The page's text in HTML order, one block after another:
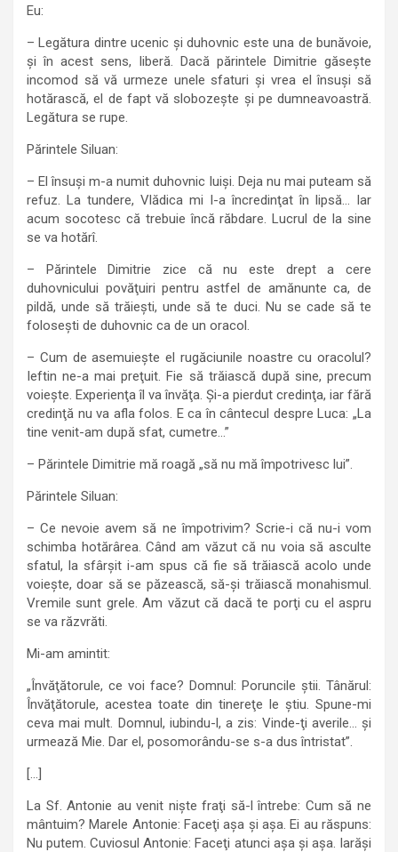
Eu:
– Legătura dintre ucenic şi duhovnic este una de bunăvoie,
şi în acest sens, liberă. Dacă părintele Dimitrie găseşte
incomod să vă urmeze unele sfaturi şi vrea el însuşi să
hotărască, el de fapt vă slobozeşte şi pe dumneavoastră.
Legătura se rupe.
Părintele Siluan:
– El însuşi m-a numit duhovnic luişi. Deja nu mai puteam să
refuz. La tundere, Vlădica mi l-a încredinţat în lipsă… Iar
acum socotesc că trebuie încă răbdare. Lucrul de la sine
se va hotărî.
– Părintele Dimitrie zice că nu este drept a cere
duhovnicului povăţuiri pentru astfel de amănunte ca, de
pildă, unde să trăieşti, unde să te duci. Nu se cade să te
foloseşti de duhovnic ca de un oracol.
– Cum de asemuieşte el rugăciunile noastre cu oracolul?
Ieftin ne-a mai preţuit. Fie să trăiască după sine, precum
voieşte. Experienţa îl va învăţa. Şi-a pierdut credinţa, iar fără
credinţă nu va afla folos. E ca în cântecul despre Luca: „La
tine venit-am după sfat, cumetre…”
– Părintele Dimitrie mă roagă „să nu mă împotrivesc lui”.
Părintele Siluan:
– Ce nevoie avem să ne împotrivim? Scrie-i că nu-i vom
schimba hotărârea. Când am văzut că nu voia să asculte
sfatul, la sfârşit i-am spus că fie să trăiască acolo unde
voieşte, doar să se păzească, să-şi trăiască monahismul.
Vremile sunt grele. Am văzut că dacă te porţi cu el aspru
se va răzvrăti.
Mi-am amintit:
„Învăţătorule, ce voi face? Domnul: Poruncile ştii. Tânărul:
Învăţătorule, acestea toate din tinereţe le ştiu. Spune-mi
ceva mai mult. Domnul, iubindu-l, a zis: Vinde-ţi averile… şi
urmează Mie. Dar el, posomorându-se s-a dus întristat”.
[…]
La Sf. Antonie au venit nişte fraţi să-l întrebe: Cum să ne
mântuim? Marele Antonie: Faceţi aşa şi aşa. Ei au răspuns:
Nu putem. Cuviosul Antonie: Faceţi atunci aşa şi aşa. Iarăşi